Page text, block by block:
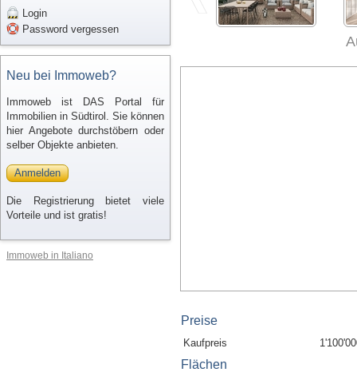
Login
Password vergessen
Neu bei Immoweb?
Immoweb ist DAS Portal für
Immobilien in Südtirol. Sie können
hier Angebote durchstöbern oder
selber Objekte anbieten.
Anmelden
Die Registrierung bietet viele
Vorteile und ist gratis!
Immoweb in Italiano
Preise
Kaufpreis
Flächen